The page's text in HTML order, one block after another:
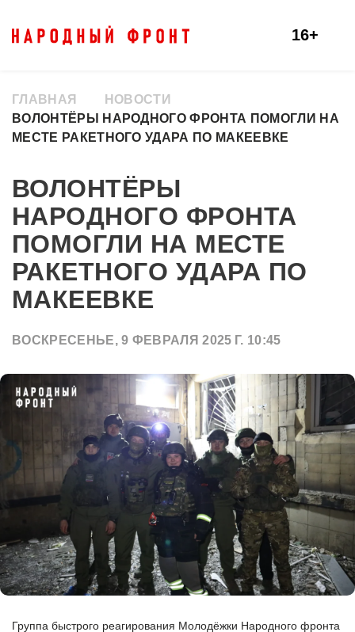
16+
ГЛАВНАЯ
НОВОСТИ
ВОЛОНТЁРЫ НАРОДНОГО ФРОНТА ПОМОГЛИ НА
МЕСТЕ РАКЕТНОГО УДАРА ПО МАКЕЕВКЕ
ВОЛОНТЁРЫ
НАРОДНОГО ФРОНТА
ПОМОГЛИ НА МЕСТЕ
РАКЕТНОГО УДАРА ПО
МАКЕЕВКЕ
ВОСКРЕСЕНЬЕ, 9 ФЕВРАЛЯ 2025 Г. 10:45
Группа быстрого реагирования Молодёжки Народного фронта